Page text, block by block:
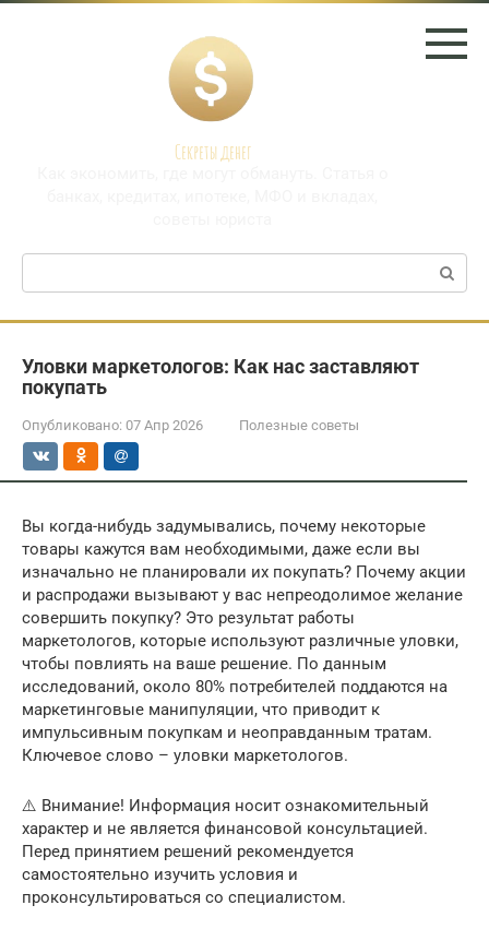
Перейти
Секреты денег
Поиск:
Уловки маркетологов: Как нас заставляют
покупать
Опубликовано: 07 Апр 2026 Полезные советы
Вы когда-нибудь задумывались, почему некоторые
товары кажутся вам необходимыми, даже если вы
изначально не планировали их покупать? Почему акции
и распродажи вызывают у вас непреодолимое желание
совершить покупку? Это результат работы
маркетологов, которые используют различные уловки,
чтобы повлиять на ваше решение. По данным
исследований, около 80% потребителей поддаются на
маркетинговые манипуляции, что приводит к
импульсивным покупкам и неоправданным тратам.
Ключевое слово – уловки маркетологов.
⚠️ Внимание! Информация носит ознакомительный
характер и не является финансовой консультацией.
Перед принятием решений рекомендуется
самостоятельно изучить условия и
проконсультироваться со специалистом.